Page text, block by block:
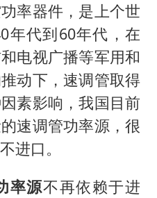
率器件，是上个世
年代到60年代，在
电视广播等军用和
动下，速调管取得
素影响，我国目前
速调管功率源，很
进口。
率源不再依赖于进